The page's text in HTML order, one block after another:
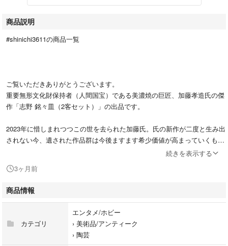
商品説明
#shinichi3611の商品一覧
ご覧いただきありがとうございます。
重要無形文化財保持者（人間国宝）である美濃焼の巨匠、加藤孝造氏の傑
作「志野 銘々皿（2客セット）」の出品です。
2023年に惜しまれつつこの世を去られた加藤氏。氏の新作が二度と生み出
されない今、遺された作品群は今後ますます希少価値が高まっていくもの
と思われます。本作は共箱・栞が揃った素晴らしい歴史的遺産です。
【サイズ】
直径：約15.1cm × 高さ：約2.0cm
※取り皿や菓子皿として最も使いやすいサイズ感です。
柔らかな長石釉が美しい「柚肌」を生み出し、伸びやかに描かれた鉄絵と
のコントラストが見事です。2客それぞれで異なる景色をお楽しみいただ
続きを表示する
3ヶ月前
商品情報
カテゴリ
エンタメ/ホビー
› 美術品/アンティーク
› 陶芸